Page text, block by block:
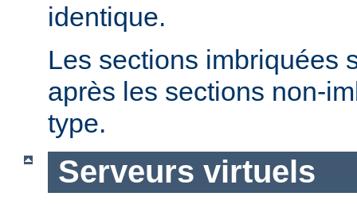
identique.
Les sections imbriquées
après les sections non-
type.
Serveurs virtuels